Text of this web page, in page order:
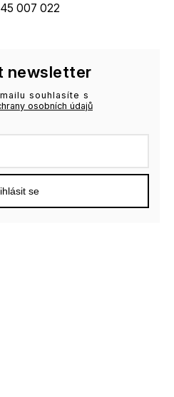
007 022
newsletter
souhlasíte s
osobních údajů
se